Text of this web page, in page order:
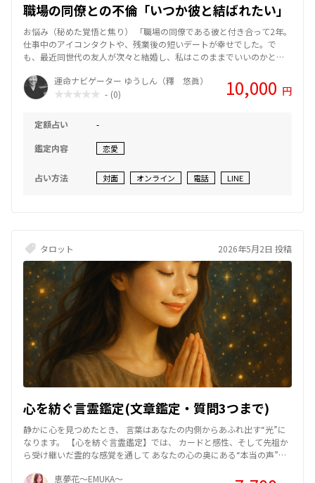
職場の同僚との不倫「いつか彼と結ばれたい」
お悩み（秘めた覚悟と焦り） 「職場の同僚である彼と付き合って2年。
仕事中のアイコンタクトや、残業後の短いデートが幸せでした。で
も、最近同世代の友人が次々と結婚し、私はこのままでいいのかと焦
体的な離婚の話は進んでいないようです。私は彼を信じて待っていて
いいのでしょうか？略奪したいわけではないけれど、彼と家庭を築き
しているのは『停滞』と『仮面』です。今の彼は、あなたとの心地よ
い関係と、壊したくない日常の両方を手放せずにいます。言葉では甘
い未来を語りますが、行動が伴っていないのが現状です。 厳しいよう
ですが、今のあなたは『彼の都合の良い正解』の中に閉じ込められて
いませんか？あなたが本当に望んでいるのは『彼』ですか？それとも
『安心できる未来』ですか？今は彼を信じること以上に、あなた自身
の正直な気持ちをぶつけてみました。濁す彼を見て、悲しいけれど目
が覚めた気がします。今はまだ苦しいですが、自分の人生を誰かに預
けるのではなく、自分で選び取っていこうと思えるようになりまし
た。」
運命ナビゲーター ゆうしん（釋 悠眞）
- (0) 10,000 円
定額占い
-
鑑定内容
恋愛
占い方法 対面 オンライン 電話 LINE
タロット 2026年5月2日 投稿
心を紡ぐ言霊鑑定(文章鑑定・質問3つまで)
静かに心を見つめたとき、 言葉はあなたの内側からあふれ出す“光”に
なります。 【心を紡ぐ言霊鑑定】では、 カードと感性、そして先祖か
ら受け継いだ霊的な感覚を通して あなたの心の奥にある“本当の声”を
が静かに動き出す── そんな瞬間を一緒に感じてほしいと思っていま
恵夢花～EMUKA～